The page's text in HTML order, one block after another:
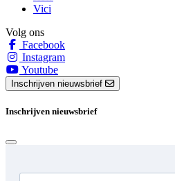
Vici
Volg ons
Facebook
Instagram
Youtube
Inschrijven nieuwsbrief
Inschrijven nieuwsbrief